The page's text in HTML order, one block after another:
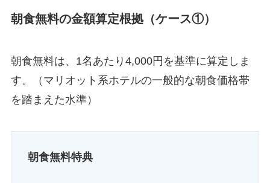
朝食無料の金額算定根拠（ケース①）
朝食無料は、1名あたり4,000円を基準に算定しま
す。（マリオット系ホテルの一般的な朝食価格帯
を踏まえた水準）
朝食無料特典